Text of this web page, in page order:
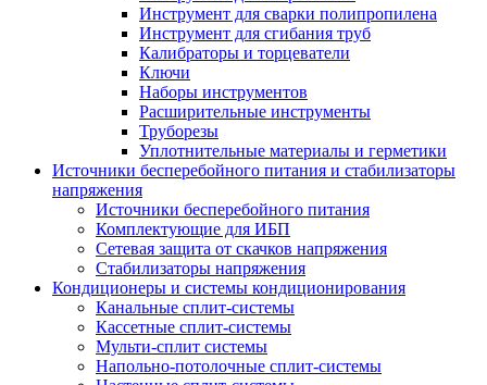
Инструмент для сварки полипропилена
Инструмент для сгибания труб
Калибраторы и торцеватели
Ключи
Наборы инструментов
Расширительные инструменты
Труборезы
Уплотнительные материалы и герметики
Источники бесперебойного питания и стабилизаторы
напряжения
Источники бесперебойного питания
Комплектующие для ИБП
Сетевая защита от скачков напряжения
Стабилизаторы напряжения
Кондиционеры и системы кондиционирования
Канальные сплит-системы
Кассетные сплит-системы
Мульти-сплит системы
Напольно-потолочные сплит-системы